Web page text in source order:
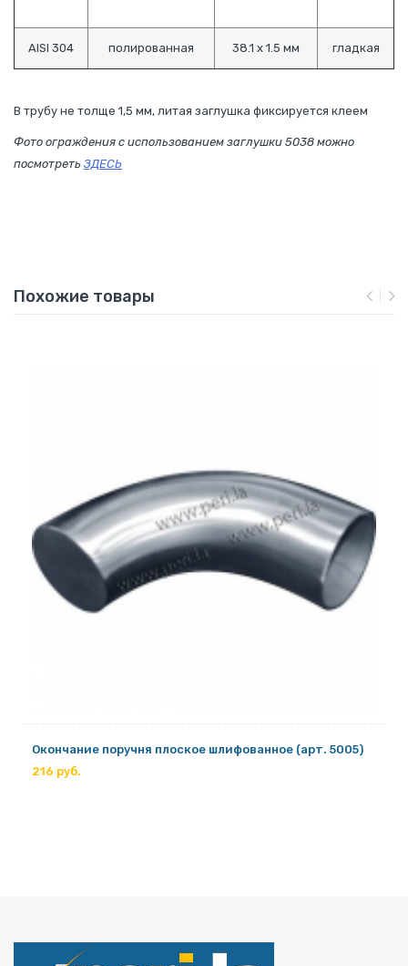
AISI 304 полированная 38.1 х 1.5 мм гладкая
В трубу не толще 1,5 мм, литая заглушка фиксируется клеем
Фото ограждения с использованием заглушки 5038 можно
посмотреть ЗДЕСЬ
Похожие товары
Окончание поручня плоское шлифованное (арт. 5005)
216 руб.